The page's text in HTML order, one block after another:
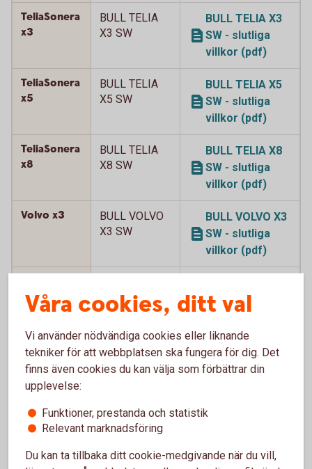
TeliaSonera
x3
BULL TELIA
X3 SW
BULL TELIA X3
SW - slutliga
villkor (pdf)
TeliaSonera
x5
BULL TELIA
X5 SW
BULL TELIA X5
SW - slutliga
villkor (pdf)
TeliaSonera
x8
BULL TELIA
X8 SW
BULL TELIA X8
SW - slutliga
villkor (pdf)
Volvo x3
BULL VOLVO
X3 SW
BULL VOLVO X3
SW - slutliga
villkor (pdf)
X5 SW
SW - slutliga
villkor (pdf)
Volvo x5
BULL VOLVO
X5 SW 2
BULL VOLVO X5
SW 2 - slutliga
Volvo x5
BULL VOLVO
X5 SW 3
BULL VOLVO X5
villkor (pdf)
Våra cookies, ditt val
Vi använder nödvändiga cookies eller liknande
tekniker för att webbplatsen ska fungera för dig. Det
finns även cookies du kan välja som förbättrar din
upplevelse:
Funktioner, prestanda och statistik
Relevant marknadsföring
Du kan ta tillbaka ditt cookie-medgivande när du vill,